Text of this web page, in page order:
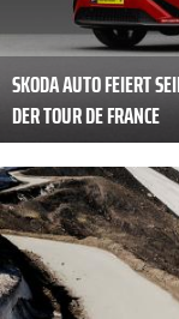
SKODA AUTO FEIERT
DER TOUR DE FRANCE